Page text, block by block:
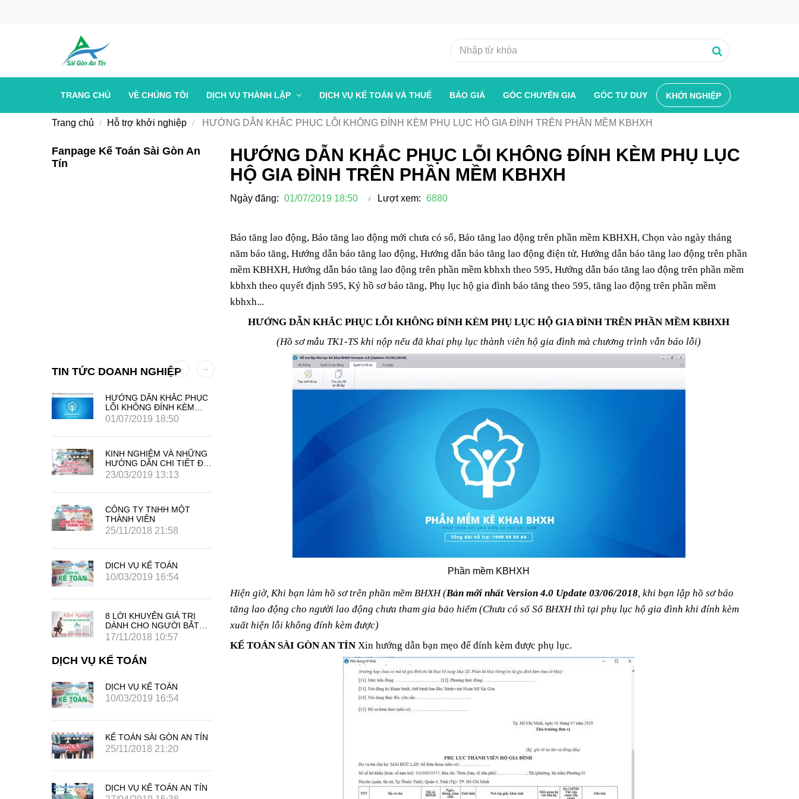
HƯỚNG DẪN KHẮC PHỤC LỖI KHÔNG ĐÍNH KÈM PHỤ LỤC
HỘ GIA ĐÌNH TRÊN PHẦN MỀM KBHXH
Ngày đăng: 01/07/2019 18:50 Lượt xem: 6880
Báo tăng lao động, Báo tăng lao động mới chưa có sổ, Báo tăng lao động trên phần mềm KBHXH, Chọn vào ngày tháng
năm báo tăng, Hướng dẫn báo tăng lao động, Hướng dẫn báo tăng lao động điện tử, Hướng dẫn báo tăng lao động trên phần
mềm KBHXH, Hướng dẫn báo tăng lao động trên phần mềm kbhxh theo 595, Hướng dẫn báo tăng lao động trên phần mềm
kbhxh theo quyết định 595, Ký hồ sơ báo tăng, Phụ lục hộ gia đình báo tăng theo 595, tăng lao động trên phần mềm
kbhxh...
HƯỚNG DẪN KHẮC PHỤC LỖI KHÔNG ĐÍNH KÈM PHỤ LỤC HỘ GIA ĐÌNH TRÊN PHẦN MỀM KBHXH
(Hồ sơ mẫu TK1-TS khi nộp nếu đã khai phụ lục thành viên hộ gia đình mà chương trình vẫn báo lỗi)
Phần mềm KBHXH
Hiện giờ, Khi bạn làm hồ sơ trên phần mềm BHXH (Bản mới nhất Version 4.0 Update 03/06/2018, khi bạn lập hồ sơ báo
tăng lao động cho người lao động chưa tham gia bảo hiểm (Chưa có số Sổ BHXH thì tại phụ lục hộ gia đình khi đính kèm
xuất hiện lỗi không đính kèm được)
KẾ TOÁN SÀI GÒN AN TÍN Xin hướng dẫn bạn mẹo để đính kèm được phụ lục.
Fanpage Kế Toán Sài Gòn An
Tín
TIN TỨC DOANH NGHIỆP
HƯỚNG DẪN KHẮC PHỤC
LỖI KHÔNG ĐÍNH KÈM
PHỤ LỤC HỘ GIA ĐÌNH
01/07/2019 18:50
KINH NGHIỆM VÀ NHỮNG
HƯỚNG DẪN CHI TIẾT ĐỂ
MỞ CÔNG TY QUẢNG
23/03/2019 13:13
CÔNG TY TNHH MỘT
THÀNH VIÊN
25/11/2018 21:58
DỊCH VỤ KẾ TOÁN
10/03/2019 16:54
8 LỜI KHUYÊN GIÁ TRỊ
DÀNH CHO NGƯỜI BẮT
ĐẦU SỰ NGHIỆP KINH
17/11/2018 10:57
LỖI KHÔNG ĐÍNH KÈM
PHỤ LỤC HỘ GIA ĐÌNH
TRÊN PHẦN MỀM KBHXH
01/07/2019 18:50
KINH NGHIỆM VÀ NHỮNG
HƯỚNG DẪN CHI TIẾT ĐỂ
MỞ CÔNG TY QUẢNG
CÁO
23/03/2019 13:13
CÔNG TY TNHH MỘT
THÀNH VIÊN
25/11/2018 21:58
DỊCH VỤ KẾ TOÁN
10/03/2019 16:54
8 LỜI KHUYÊN GIÁ TRỊ
DOANH RIÊNG CỦA MÌNH
DỊCH VỤ KẾ TOÁN
DỊCH VỤ KẾ TOÁN
10/03/2019 16:54
KẾ TOÁN SÀI GÒN AN TÍN
25/11/2018 21:20
DỊCH VỤ KẾ TOÁN AN TÍN DỊCH VỤ KẾ TOÁN AN TÍN
DỊCH VỤ KẾ TOÁN
10/03/2019 16:54
25/11/2018 21:20
DỊCH VỤ KẾ TOÁN AN TÍN
TRANG CHỦ VỀ CHÚNG TÔI DỊCH VỤ THÀNH LẬP DỊCH VỤ KẾ TOÁN VÀ THUẾ BÁO GIÁ GÓC CHUYÊN GIA GÓC TƯ DUY KHỞI NGHIỆP
Trang chủ Hỗ trợ khởi nghiệp HƯỚNG DẪN KHẮC PHỤC LỖI KHÔNG ĐÍNH KÈM PHỤ LỤC HỘ GIA ĐÌNH TRÊN PHẦN MỀM KBHXH